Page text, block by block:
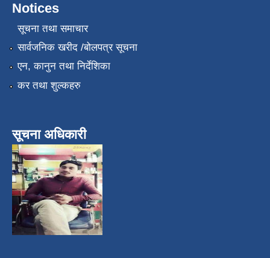
Notices
सूचना तथा समाचार
सार्वजनिक खरीद /बोलपत्र सूचना
एन, कानुन तथा निर्देशिका
कर तथा शुल्कहरु
सूचना अधिकारी